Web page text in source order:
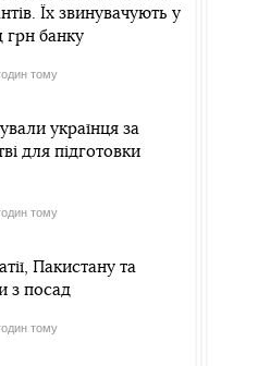
Їх звинувачують у
грн банку
тому
українця за
для підготовки
тому
Пакистану та
з посад
тому